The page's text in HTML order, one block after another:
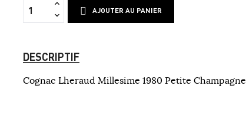
AJOUTER AU PANIER
DESCRIPTIF
Cognac Lheraud Millesime 1980 Petite Champagne